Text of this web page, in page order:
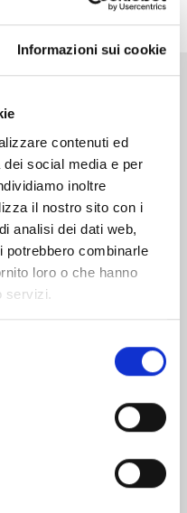
Informazioni sui cookie
contenuti ed
social media e per
inoltre
il nostro sito con i
analisi dei dati web,
potrebbero combinarle
loro o che hanno
servizi.
serie
SPAZIO n. 43